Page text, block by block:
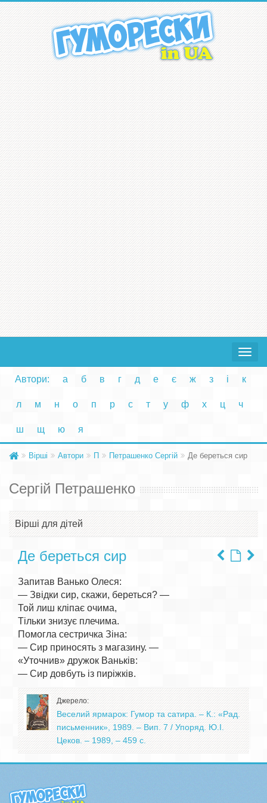
Toggle
Автори: а б в г д е є ж з і к
л м н о п р с т у ф х ц ч
ш щ ю я
Вірші Автори П Петрашенко Сергій Де береться сир
Сергій Петрашенко
Вірші для дітей
Де береться сир
Запитав Ванько Олеся:
— Звідки сир, скажи, береться? —
Той лиш кліпає очима,
Тільки знизує плечима.
Помогла сестричка Зіна:
— Сир приносять з магазину. —
«Уточнив» дружок Ваньків:
Джерело:
Веселий ярмарок: Гумор та сатира. – К.: «Рад.
письменник», 1989. – Вип. 7 / Упоряд. Ю.І.
Цеков. – 1989, – 459 с.